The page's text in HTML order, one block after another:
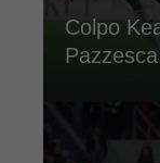
Colpo
Pazzesca